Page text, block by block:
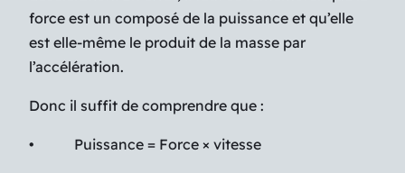
force est un composé de la puissance et qu’elle
est elle-même le produit de la masse par
l’accélération.
Donc il suffit de comprendre que :
• Puissance = Force × vitesse